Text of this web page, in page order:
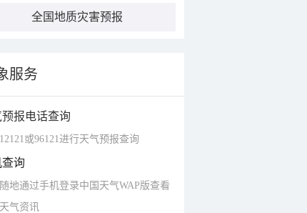
全国地质灾害预报
服务
预报电话查询
或96121进行天气预报查询
询
地通过手机登录中国天气WAP版查看
气资讯